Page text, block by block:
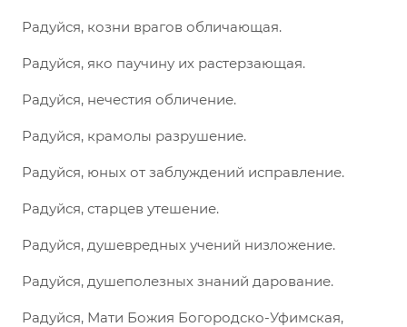
Радуйся, козни врагов обличающая.
Радуйся, яко паучину их растерзающая.
Радуйся, нечестия обличение.
Радуйся, крамолы разрушение.
Радуйся, юных от заблуждений исправление.
Радуйся, старцев утешение.
Радуйся, душевредных учений низложение.
Радуйся, душеполезных знаний дарование.
Радуйся, Мати Божия Богородско-Уфимская,